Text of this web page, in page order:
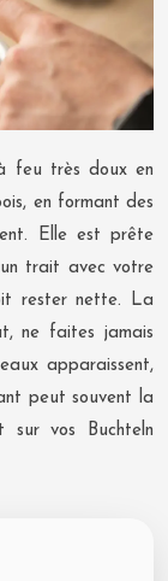
feu très doux en
en formant des
Elle est prête
trait avec votre
rester nette. La
ne faites jamais
apparaissent,
peut souvent la
sur vos Buchteln